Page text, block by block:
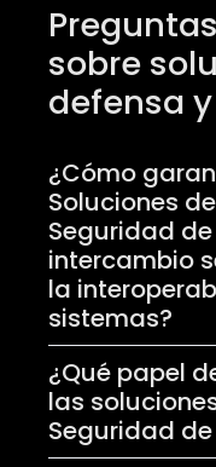
sobre
defensa
¿Cómo
Soluciones
Seguridad de
intercambio
la
sistemas?
¿Qué papel
las
Seguridad de